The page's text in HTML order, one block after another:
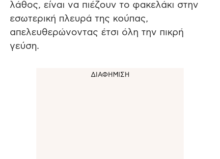
λάθος, είναι να πιέζουν το φακελάκι στην
εσωτερική πλευρά της κούπας,
απελευθερώνοντας έτσι όλη την πικρή
γεύση.